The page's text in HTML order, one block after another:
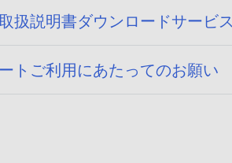
扱説明書ダウンロードサービ
トご利用にあたってのお願い